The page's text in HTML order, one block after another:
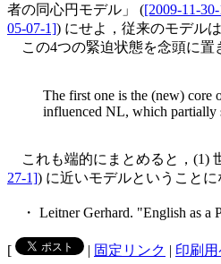
者の同心円モデル」 ([2009-11-
05-07-1]) にせよ，従来のモデル
この4つの緊迫状態を念頭に置
The first one is the (new) core
influenced NL, which partially
これも端的にまとめると，(1)
27-1]) に近いモデルということ
・ Leitner Gerhard. "English as a
[ | 固定リンク | 印刷